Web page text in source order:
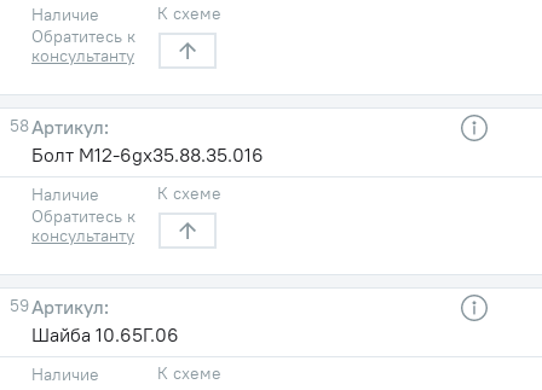
Наличие
Обратитесь к
консультанту
К схеме
58
Болт М12-6gx35.88.35.016
Наличие
Обратитесь к
консультанту
К схеме
59
Шайба 10.65Г.06
Наличие
К схеме